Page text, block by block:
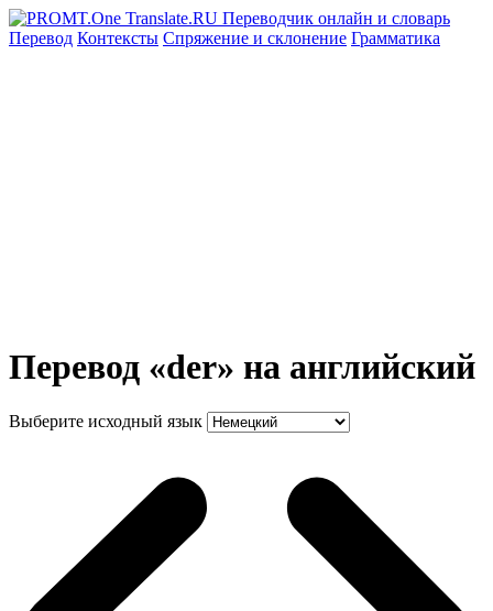
Перевод Контексты Спряжение и склонение Грамматика
Перевод «der» на английский
Выберите исходный язык